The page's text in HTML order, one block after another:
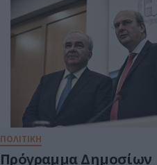
ΠΟΛΙΤΙΚΗ
Πρόγραμμα Δημοσίων